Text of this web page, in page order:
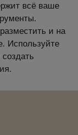
всё ваше
и на
Используйте